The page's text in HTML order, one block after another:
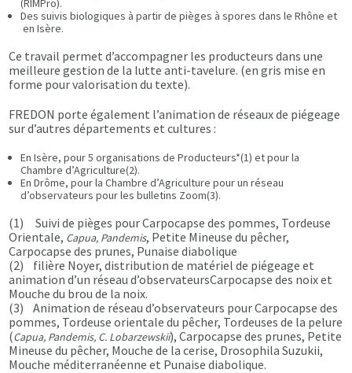
(RIMPro).
Des suivis biologiques à partir de pièges à spores dans le Rhône et
en Isère.
Ce travail permet d’accompagner les producteurs dans une
meilleure gestion de la lutte anti-tavelure. (en gris mise en
forme pour valorisation du texte).
FREDON porte également l’animation de réseaux de piégeage
sur d’autres départements et cultures :
En Isère, pour 5 organisations de Producteurs*(1) et pour la
Chambre d’Agriculture(2).
En Drôme, pour la Chambre d’Agriculture pour un réseau
d’observateurs pour les bulletins Zoom(3).
(1) Suivi de pièges pour Carpocapse des pommes, Tordeuse
Orientale, Capua, Pandemis, Petite Mineuse du pêcher,
Carpocapse des prunes, Punaise diabolique
(2) filière Noyer, distribution de matériel de piégeage et
animation d’un réseau d’observateursCarpocapse des noix et
Mouche du brou de la noix.
(3) Animation de réseau d’observateurs pour Carpocapse des
pommes, Tordeuse orientale du pêcher, Tordeuses de la pelure
(Capua, Pandemis, C. Lobarzewskii), Carpocapse des prunes, Petite
Mineuse du pêcher, Mouche de la cerise, Drosophila Suzukii,
Mouche méditerranéenne et Punaise diabolique.